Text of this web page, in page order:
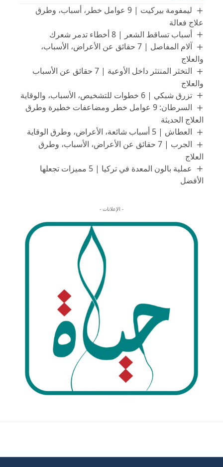
ليمفومة بيركيت | 9 عوامل خطر، أسباب، وطرق
علاج فعالة
أسباب تساقط الشعر | 8 أخطاء تدمر شعرك
آلام المفاصل | 7 حقائق عن الأعراض، الأسباب،
والعلاج
التخثر المنتثر داخل الأوعية | 7 حقائق عن الأسباب
والعلاج
تزرق شبكي | 6 خطوات للتشخيص، الأسباب، والوقاية
السرطان: 9 عوامل خطر ومضاعفات خطيرة وطرق
العلاج الحديثة
العطاش | 5 أسباب شائعة، الأعراض، وطرق الوقاية
الجرب | 7 حقائق عن الأعراض، الأسباب، وطرق
العلاج
عملية بالون المعدة في تركيا | 5 مميزات تجعلها
الأفضل
- الإعلانات -